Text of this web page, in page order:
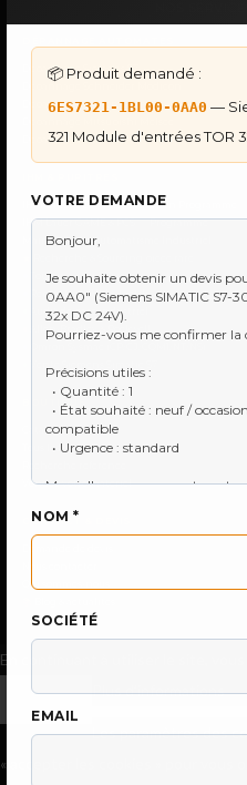
📦 Produit demandé :
6ES7321-1BL00-0AA0 —
321 Module d'entrées TOR
VOTRE DEMANDE
NOM *
SOCIÉTÉ
EMAIL
Dépannage Siemens S7
Dépannage Omron Sysmac
Dépannage ABB AC500
IHM Lauer PCS — Récupération Programme
IHM Lauer GAME & PCS — Programme
Maintenance Automatisme Industriel
Toulouse & Sud-Ouest
Réparation IHM & tactile
Audit de parc industriel
Allen-Bradley & Rockwell
BOUTIQUE
Catalogue produits
Tous les fabricants
Vendez votre matériel
CONTACT & DEVIS
Qui sommes-nous
En continuant à utiliser le site, vous
Plus d’informations
Accepter
Les paramètres des
« accepter les cookies » pour vous